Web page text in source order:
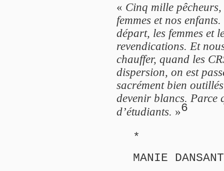
« Cinq mille
femmes et nos
départ, les femmes et
revendications. Et
chauffer, quand les
dispersion, on est
sacrément bien
devenir blancs. Parce
d’étudiants. »6
*
MANIE